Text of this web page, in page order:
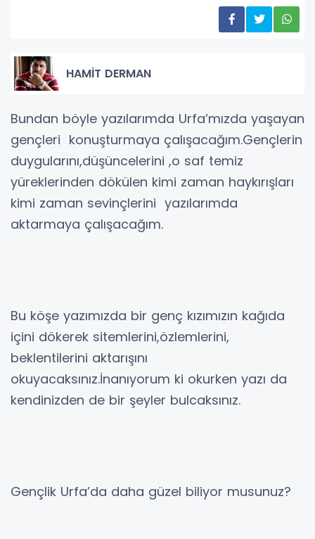
HAMİT DERMAN
Bundan böyle yazılarımda Urfa’mızda yaşayan
gençleri konuşturmaya çalışacağım.Gençlerin
duygularını,düşüncelerini ,o saf temiz
yüreklerinden dökülen kimi zaman haykırışları
kimi zaman sevinçlerini yazılarımda
aktarmaya çalışacağım.
Bu köşe yazımızda bir genç kızımızın kağıda
içini dökerek sitemlerini,özlemlerini,
beklentilerini aktarışını
okuyacaksınız.İnanıyorum ki okurken yazı da
kendinizden de bir şeyler bulcaksınız.
Gençlik Urfa’da daha güzel biliyor musunuz?